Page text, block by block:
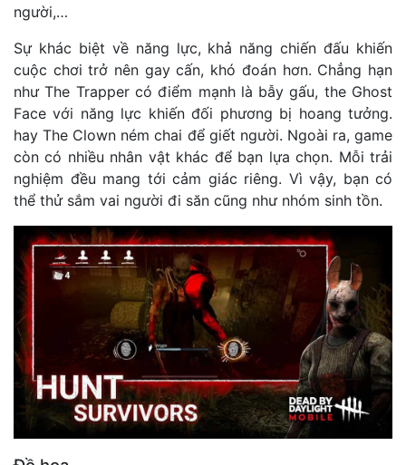
người,…
Sự khác biệt về năng lực, khả năng chiến đấu khiến
cuộc chơi trở nên gay cấn, khó đoán hơn. Chẳng hạn
như The Trapper có điểm mạnh là bẫy gấu, the Ghost
Face với năng lực khiến đối phương bị hoang tưởng.
hay The Clown ném chai để giết người. Ngoài ra, game
còn có nhiều nhân vật khác để bạn lựa chọn. Mỗi trải
nghiệm đều mang tới cảm giác riêng. Vì vậy, bạn có
thể thử sắm vai người đi săn cũng như nhóm sinh tồn.